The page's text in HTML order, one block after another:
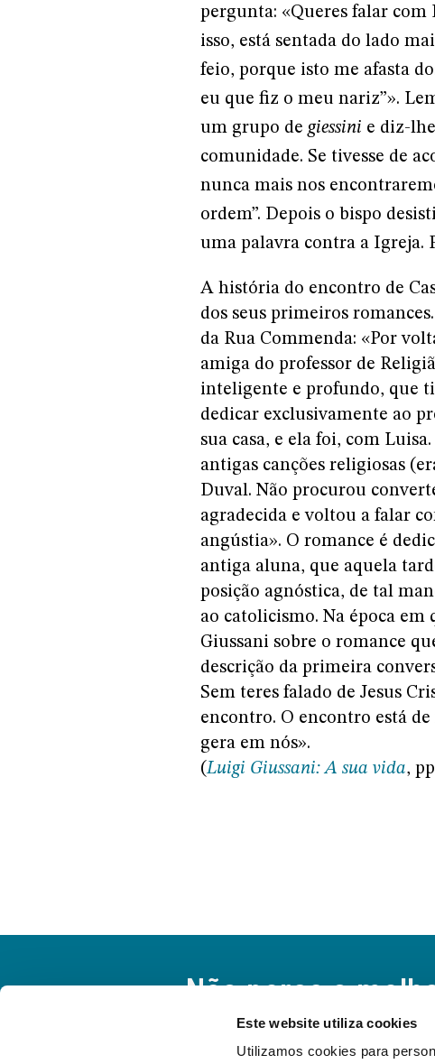
Este website utiliza cookies
Utilizamos cookies para
pergunta: «Queres falar com
isso, está sentada do lado
feio, porque isto me afasta
eu que fiz o meu nariz”».
um grupo de giessini e diz-
comunidade. Se tivesse de
nunca mais nos
ordem”. Depois o bispo
uma palavra contra a Igreja.
A história do encontro de
dos seus primeiros
da Rua Commenda: «Por
amiga do professor de
inteligente e profundo, que
dedicar exclusivamente ao
sua casa, e ela foi, com
antigas canções religiosas
Duval. Não procurou
agradecida e voltou a falar
angústia». O romance é
antiga aluna, que aquela
posição agnóstica, de tal
ao catolicismo. Na época
Giussani sobre o romance
descrição da primeira
Sem teres falado de Jesus
encontro. O encontro está
gera em nós».
(Luigi Giussani: A sua vida,
Não perca o
todo o necessário para você ficar